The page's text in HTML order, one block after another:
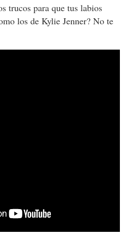
trucos para que tus labios
los de Kylie Jenner? No te